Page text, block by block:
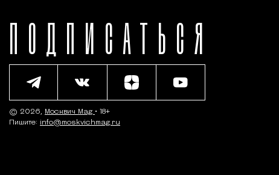
ПОДПИСАТЬСЯ
© 2026, Москвич Mag • 18+
Пишите: info@moskvichmag.ru